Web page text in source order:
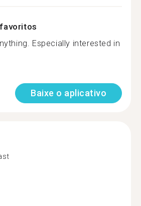
Especially interested in
Baixe o aplicativo